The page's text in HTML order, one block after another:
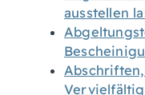
ausstellen